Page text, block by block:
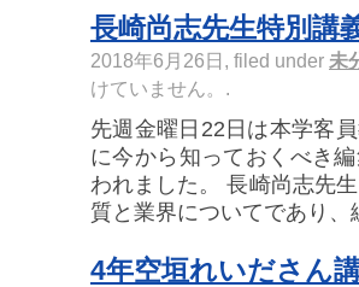
長崎尚志先生特別講
2018年6月26日, filed under 未
けていません。 .
先週金曜日22日は本学客
に今から知っておくべき
われました。 長崎尚志先
質と業界についてであり
4年空垣れいださん